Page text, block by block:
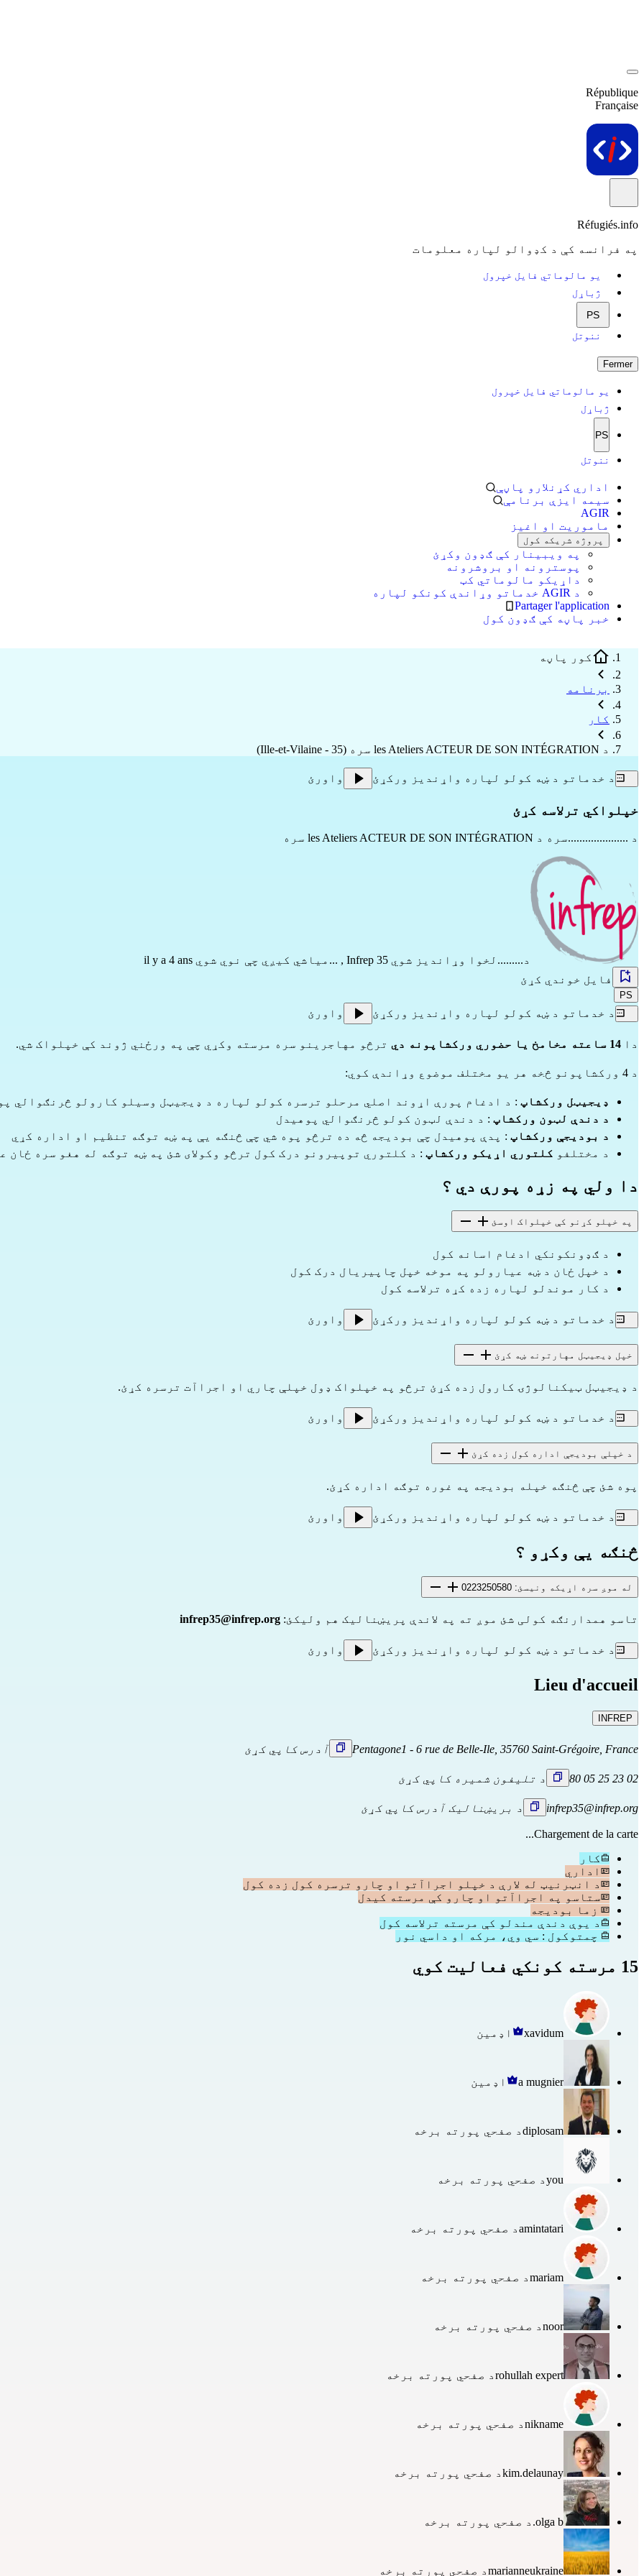
République
Française
Réfugiés.info
په فرانسه کې د کډوالو لپاره معلومات
یو مالوماتي فایل خپرول
ژباړل
PS
ننوتل
Fermer
یو مالوماتي فایل خپرول
ژباړل
PS
ننوتل
اداري کړنلارو پاڼې
سیمه ایزې برنامې
AGIR
ماموریت او اغیز
پروژه شریکه کول
په ویبینار کې ګډون وکړئ
پوسترونه او بروشرونه
داړیکو مالوماتي کټ
د AGIR خدماتو وړاندې کونکو لپاره
Partager l'application
خبر پاڼه کې ګډون کول
کور پاڼه
برنامه
کار
د les Ateliers ACTEUR DE SON INTÉGRATION سره (35 - Ille-et-Vilaine)
د خدماتو د ښه کولو لپاره واړندیز ورکړئ واورئ
خپلواکي ترلاسه کړئ
د .....................سره د les Ateliers ACTEUR DE SON INTÉGRATION سره
د.........لخوا وړاندیز شوي Infrep 35
, ...میاشي کیږي چې نوي شوي il y a 4 ans
فایل خوندي کړئ
PS
د خدماتو د ښه کولو لپاره واړندیز ورکړئ واورئ
دا 14 ساعته مخامخ یا حضوري ورکشاپونه دي ترڅو مهاجرینو سره مرسته وکړي چې په ورځني ژوند کې خپلواک شي.
د 4 ورکشاپونو څخه هر یو مختلف موضوع وړاندې کوي:
ډیجیټل ورکشاپ : د ادغام پورې اړوند اصلي مرحلو ترسره کولو لپاره د ډیجیټل وسیلو کارولو څرنګوالي
د دندې لټون ورکشاپ : د دندې لټون کولو څرنګوالي پوهیدل
د بودیجې ورکشاپ : پدې پوهیدل چې بودیجه څه ده ترڅو پوه شي چې څنګه یې په ښه توګه تنظیم او اداره کړي
د مختلفو کلتوري اړیکو ورکشاپ : د کلتوري توپیرونو درک کول ترڅو وکولای شئ په ښه توګه له هغو سره ځان
دا ولي په زړه پورې دي ؟
په خپلو کړنو کې خپلواک اوسئ
د ګډونکونکي ادغام اسانه کول
د خپل ځان د ښه عیارولو په موخه خپل چاپیریال درک کول
د کار موندلو لپاره زده کړه ترلاسه کول
د خدماتو د ښه کولو لپاره واړندیز ورکړئ واورئ
خپل ډیجیټل مهارتونه ښه کړئ
د ډیجیټل ټیکنالوژۍ کارول زده کړئ ترڅو په خپلواک ډول خپلې چاري او اجراآت ترسره کړئ.
د خدماتو د ښه کولو لپاره واړندیز ورکړئ واورئ
د خپلې بودیجې اداره کول زده کړئ
پوه شئ چې څنګه خپله بودیجه په غوره توګه اداره کړئ.
د خدماتو د ښه کولو لپاره واړندیز ورکړئ واورئ
څنګه یې وکړو ؟
له موږ سره اړیکه ونیسئ: 0223250580
تاسو همدارنګه کولی شئ موږ ته په لاندې پریښنالیک هم ولیکئ: infrep35@infrep.org
د خدماتو د ښه کولو لپاره واړندیز ورکړئ واورئ
Lieu d'accueil
INFREP
Pentagone1 - 6 rue de Belle-Ile, 35760 Saint-Grégoire, France آدرس کاپي کړئ
02 23 25 05 80 د تلیفون شمیره کاپي کړئ
infrep35@infrep.org د بریښنالیک آدرس کاپي کړئ
Chargement de la carte...
کار
اداري
د انټرنیټ له لارې د خپلو اجراآتو او چارو ترسره کول زده کول
ستاسو په اجراآتو او چارو کې مرسته کیدل
زما بودیجه
د یوې دندې مندلو کې مرسته ترلاسه کول
چمتوکول : سي وي، مرکه او داسي نور
15 مرسته کونکي فعالیت کوي
xavidum اډمین
a mugnier اډمین
diplosamد صفحي پورته برخه
youد صفحي پورته برخه
amintatariد صفحي پورته برخه
mariamد صفحي پورته برخه
noorد صفحي پورته برخه
rohullah expertد صفحي پورته برخه
niknameد صفحي پورته برخه
kim.delaunayد صفحي پورته برخه
olga b. د صفحي پورته برخه
marianneukraineد صفحي پورته برخه